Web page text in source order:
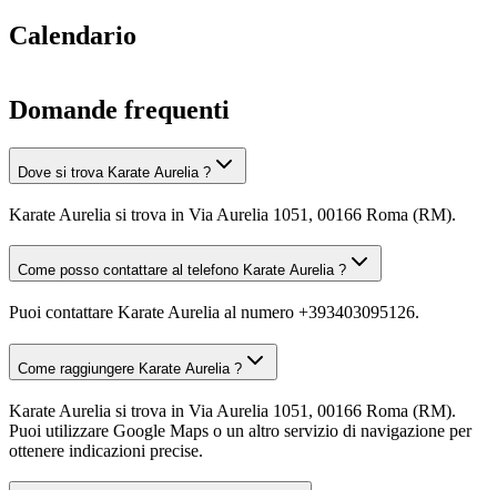
Calendario
Domande frequenti
Dove si trova Karate Aurelia ?
Karate Aurelia si trova in Via Aurelia 1051, 00166 Roma (RM).
Come posso contattare al telefono Karate Aurelia ?
Puoi contattare Karate Aurelia al numero +393403095126.
Come raggiungere Karate Aurelia ?
Karate Aurelia si trova in Via Aurelia 1051, 00166 Roma (RM).
Puoi utilizzare Google Maps o un altro servizio di navigazione per
ottenere indicazioni precise.